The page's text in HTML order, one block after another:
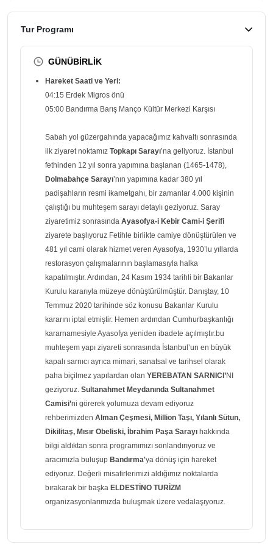
Tur Programı
GÜNÜBİRLİK
Hareket Saati ve Yeri:
04:15 Erdek Migros önü
05:00 Bandırma Barış Manço Kültür Merkezi Karşısı
Sabah yol güzergahında yapacağımız kahvaltı sonrasında
ilk ziyaret noktamız Topkapı Sarayı’na geliyoruz. İstanbul
fethinden 12 yıl sonra yapımına başlanan (1465-1478),
Dolmabahçe Sarayı’nın yapımına kadar 380 yıl
padişahların resmi ikametgahı, bir zamanlar 4.000 kişinin
çalıştığı bu muhteşem sarayı detaylı geziyoruz. Saray
ziyaretimiz sonrasında Ayasofya-i Kebir Cami-i Şerifi
ziyarete başlıyoruz Fetihle birlikte camiye dönüştürülen ve
481 yıl cami olarak hizmet veren Ayasofya, 1930’lu yıllarda
restorasyon çalışmalarının başlamasıyla halka
kapatılmıştır. Ardından, 24 Kasım 1934 tarihli bir Bakanlar
Kurulu kararıyla müzeye dönüştürülmüştür. Danıştay, 10
Temmuz 2020 tarihinde söz konusu Bakanlar Kurulu
kararını iptal etmiştir. Hemen ardından Cumhurbaşkanlığı
kararnamesiyle Ayasofya yeniden ibadete açılmıştır.bu
muhteşem yapı ziyareti sonrasında İstanbul’un en büyük
kapalı sarnıcı ayrıca mimari, sanatsal ve tarihsel olarak
paha biçilmez yapılardan olan YEREBATAN SARNICI’NI
geziyoruz. Sultanahmet Meydanında Sultanahmet
Camisi’ni görerek yolumuza devam ediyoruz
rehberimizden Alman Çeşmesi, Million Taşı, Yılanlı Sütun,
Dikilitaş, Mısır Obeliski, İbrahim Paşa Sarayı hakkında
bilgi aldıktan sonra programımızı sonlandırıyoruz ve
aracımızla buluşup Bandırma'ya dönüş için hareket
ediyoruz. Değerli misafirlerimizi aldığımız noktalarda
bırakarak bir başka ELDESTİNO TURİZM
organizasyonlarımızda buluşmak üzere vedalaşıyoruz.